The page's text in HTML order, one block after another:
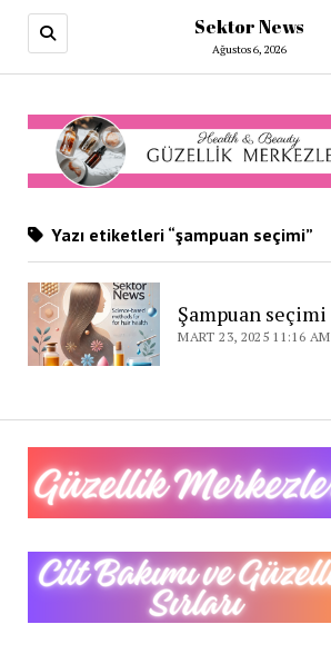
Sektor News
Ağustos 6, 2026
Yazı etiketleri “şampuan seçimi”
Şampuan seçimi
MART 23, 2025 11:16 AM